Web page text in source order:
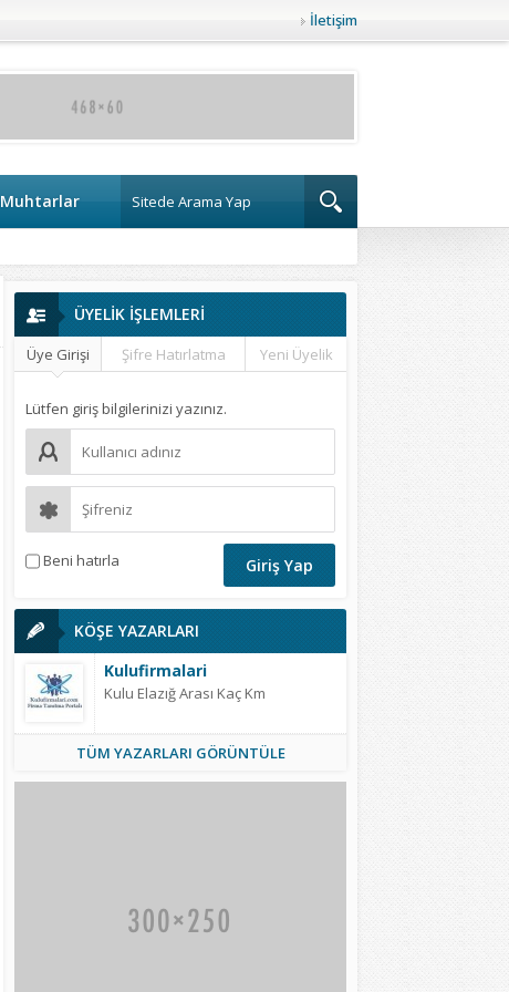
İletişim
Muhtarlar
ÜYELİK İŞLEMLERİ
Üye Girişi Şifre Hatırlatma Yeni Üyelik
Lütfen giriş bilgilerinizi yazınız.
Beni hatırla
KÖŞE YAZARLARI
Kulufirmalari
Kulu Elazığ Arası Kaç Km
TÜM YAZARLARI GÖRÜNTÜLE